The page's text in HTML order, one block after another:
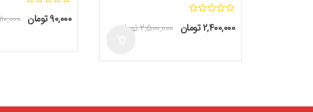
۲,۵۰۰,۰۰۰تومان ۲,۴۰۰,۰۰۰تومان
۹۰,۰۰۰ تومان